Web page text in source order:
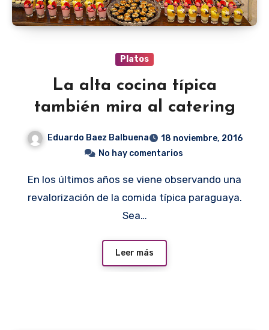
Platos
La alta cocina típica
también mira al catering
Eduardo Baez Balbuena
18 noviembre, 2016
No hay comentarios
En los últimos años se viene observando una
revalorización de la comida típica paraguaya.
Sea…
Leer más